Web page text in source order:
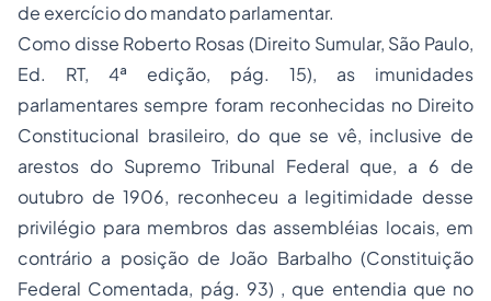
de exercício do mandato parlamentar.
Como disse Roberto Rosas (Direito Sumular, São Paulo,
Ed. RT, 4ª edição, pág. 15), as imunidades
parlamentares sempre foram reconhecidas no Direito
Constitucional brasileiro, do que se vê, inclusive de
arestos do Supremo Tribunal Federal que, a 6 de
outubro de 1906, reconheceu a legitimidade desse
privilégio para membros das assembléias locais, em
contrário a posição de João Barbalho (Constituição
Federal Comentada, pág. 93) , que entendia que no